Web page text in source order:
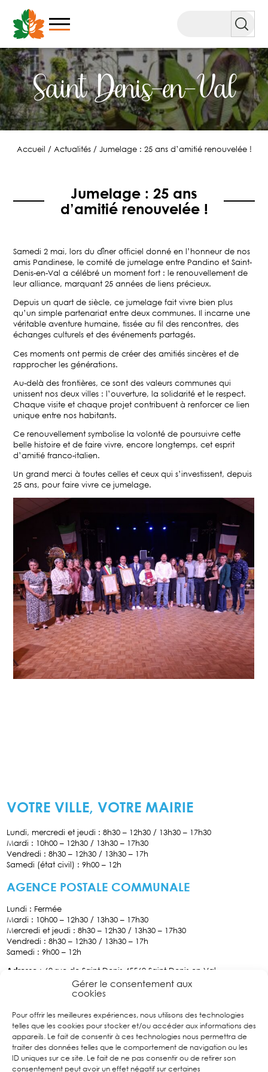
Gérer le consentement aux
cookies
Pour offrir les meilleures expériences, nous utilisons des technologies
telles que les cookies pour stocker et/ou accéder aux informations des
appareils. Le fait de consentir à ces technologies nous permettra de
traiter des données telles que le comportement de navigation ou les
ID uniques sur ce site. Le fait de ne pas consentir ou de retirer son
consentement peut avoir un effet négatif sur certaines
contenu
Saint Denis-en-Val
Accueil / Actualités/ Jumelage : 25 ans d’amitié renouvelée !
Jumelage : 25 ans
d’amitié renouvelée !
Samedi 2 mai, lors du dîner officiel donné en l’honneur de nos
amis Pandinese, le comité de jumelage entre Pandino et Saint-
Denis-en-Val a célébré un moment fort : le renouvellement de
leur alliance, marquant 25 années de liens précieux.
Depuis un quart de siècle, ce jumelage fait vivre bien plus
qu’un simple partenariat entre deux communes. Il incarne une
véritable aventure humaine, tissée au fil des rencontres, des
échanges culturels et des événements partagés.
Ces moments ont permis de créer des amitiés sincères et de
rapprocher les générations.
Au-delà des frontières, ce sont des valeurs communes qui
unissent nos deux villes : l’ouverture, la solidarité et le respect.
Chaque visite et chaque projet contribuent à renforcer ce lien
unique entre nos habitants.
Ce renouvellement symbolise la volonté de poursuivre cette
belle histoire et de faire vivre, encore longtemps, cet esprit
d’amitié franco-italien.
Un grand merci à toutes celles et ceux qui s’investissent, depuis
25 ans, pour faire vivre ce jumelage.
VOTRE VILLE, VOTRE MAIRIE
Lundi, mercredi et jeudi : 8h30 – 12h30 / 13h30 – 17h30
Mardi : 10h00 – 12h30 / 13h30 – 17h30
Vendredi : 8h30 – 12h30 / 13h30 – 17h
Samedi (état civil) : 9h00 – 12h
AGENCE POSTALE COMMUNALE
Lundi : Fermée
Mardi : 10h00 – 12h30 / 13h30 – 17h30
Mercredi et jeudi : 8h30 – 12h30 / 13h30 – 17h30
Vendredi : 8h30 – 12h30 / 13h30 – 17h
Samedi : 9h00 – 12h
Adresse : 60 rue de Saint-Denis 45560 Saint Denis-en-Val
02.38.76.70.34
Facebook
Suivez
nous sur
Facebook